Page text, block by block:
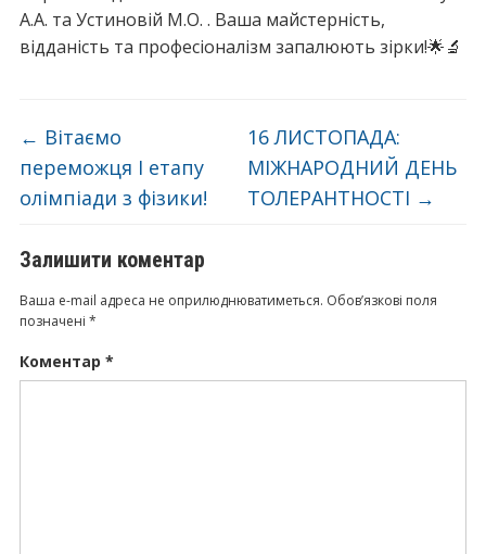
А.А. та Устиновій М.О. . Ваша майстерність,
відданість та професіоналізм запалюють зірки!🌟🔬
← Вітаємо
переможця І етапу
олімпіади з фізики!
16 ЛИСТОПАДА:
МІЖНАРОДНИЙ ДЕНЬ
ТОЛЕРАНТНОСТІ →
Залишити коментар
Ваша e-mail адреса не оприлюднюватиметься. Обов’язкові поля
позначені *
Коментар *